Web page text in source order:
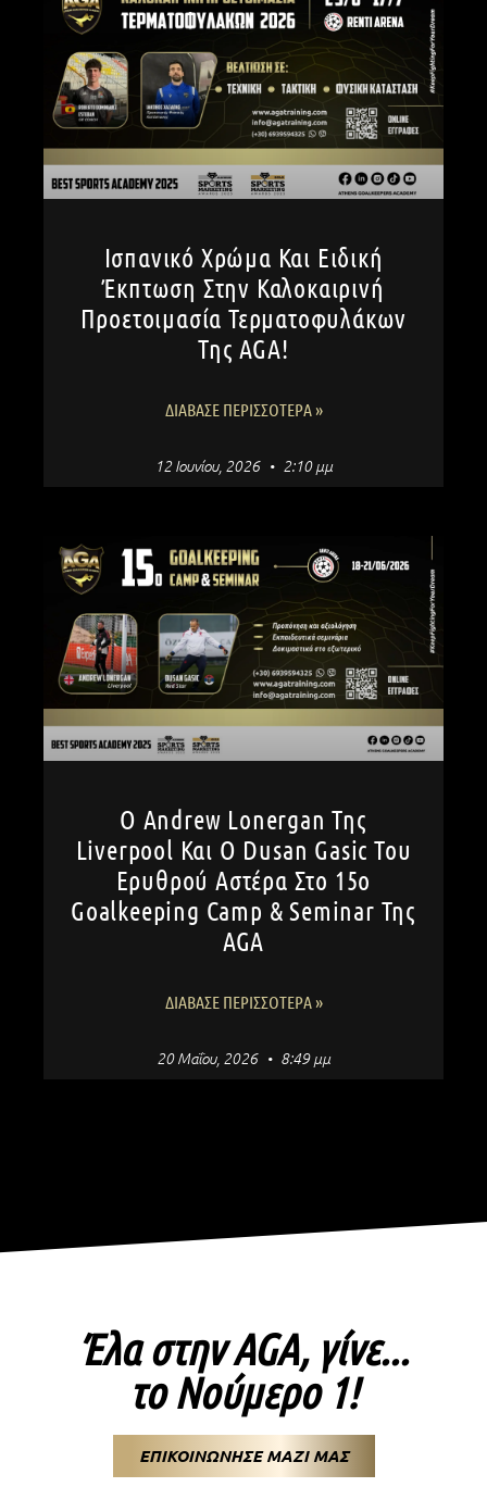
Ισπανικό Χρώμα Και Ειδική
Έκπτωση Στην Καλοκαιρινή
Προετοιμασία Τερματοφυλάκων
Της AGA!
ΔΙΆΒΑΣΕ ΠΕΡΙΣΣΌΤΕΡΑ »
12 Ιουνίου, 2026 2:10 μμ
Ο Andrew Lonergan Της
Liverpool Και Ο Dusan Gasic Του
Ερυθρού Αστέρα Στο 15ο
Goalkeeping Camp & Seminar Της
AGA
ΔΙΆΒΑΣΕ ΠΕΡΙΣΣΌΤΕΡΑ »
20 Μαΐου, 2026 8:49 μμ
Έλα στην AGA, γίνε...
το Νούμερο 1!
ΕΠΙΚΟΙΝΩΝΗΣΕ ΜΑΖΙ ΜΑΣ